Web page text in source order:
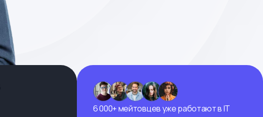
6 000+ мейтовцев уже работают в IT